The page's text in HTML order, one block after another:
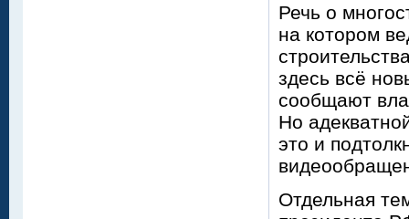
Речь о
на котором
здесь всё
сообщают
Но
это и
Отдельная